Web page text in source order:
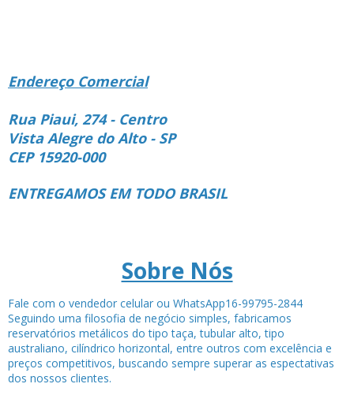
Endereço Comercial
Rua Piaui, 274 - Centro
Vista Alegre do Alto - SP
CEP 15920-000
ENTREGAMOS EM TODO BRASIL
Sobre Nós
Fale com o vendedor celular ou WhatsApp16-99795-2844
Seguindo uma filosofia de negócio simples, fabricamos
reservatórios metálicos do tipo taça, tubular alto, tipo
australiano, cilíndrico horizontal, entre outros com excelência e
preços competitivos, buscando sempre superar as espectativas
dos nossos clientes.